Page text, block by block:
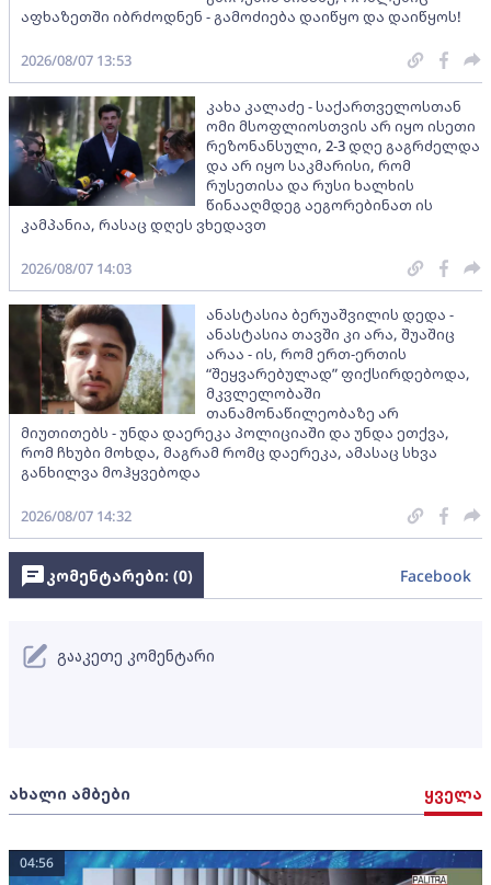
აფხაზეთში იბრძოდნენ - გამოძიება დაიწყო და დაიწყოს!
2026/08/07 13:53
კახა კალაძე - საქართველოსთან
ომი მსოფლიოსთვის არ იყო ისეთი
რეზონანსული, 2-3 დღე გაგრძელდა
და არ იყო საკმარისი, რომ
რუსეთისა და რუსი ხალხის
წინააღმდეგ აეგორებინათ ის
კამპანია, რასაც დღეს ვხედავთ
2026/08/07 14:03
ანასტასია ბერუაშვილის დედა -
ანასტასია თავში კი არა, შუაშიც
არაა - ის, რომ ერთ-ერთის
“შეყვარებულად” ფიქსირდებოდა,
მკვლელობაში
თანამონაწილეობაზე არ
მიუთითებს - უნდა დაერეკა პოლიციაში და უნდა ეთქვა,
რომ ჩხუბი მოხდა, მაგრამ რომც დაერეკა, ამასაც სხვა
განხილვა მოჰყვებოდა
2026/08/07 14:32
ახალი ამბები ყველა
04:56
კომენტარები: (0) Facebook
გააკეთე კომენტარი